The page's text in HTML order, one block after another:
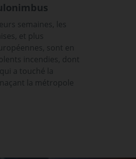
semaines, les
et plus
sont en
incendies, dont
a touché la
la métropole